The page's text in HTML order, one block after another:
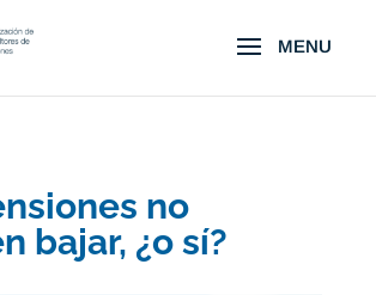
no
bajar, ¿o sí?